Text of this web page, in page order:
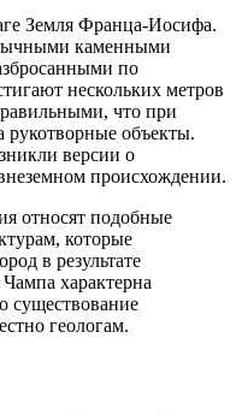
Земля Франца-Иосифа.
каменными
по
нескольких метров
что при
рукотворные объекты.
версии о
происхождении.
относят подобные
которые
в результате
характерна
существование
геологам.